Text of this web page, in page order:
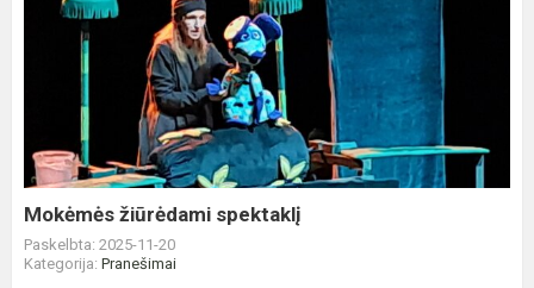
Mokėmės
žiūrėdami
spektaklį
Mokėmės žiūrėdami spektaklį
Paskelbta: 2025-11-20
Kategorija: Pranešimai